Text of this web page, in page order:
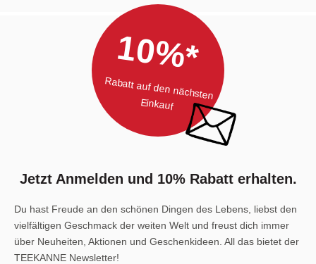
10%*
Rabatt auf den nächsten
Einkauf
Jetzt Anmelden und 10% Rabatt erhalten.
Du hast Freude an den schönen Dingen des Lebens, liebst den
vielfältigen Geschmack der weiten Welt und freust dich immer
über Neuheiten, Aktionen und Geschenkideen. All das bietet der
TEEKANNE Newsletter!